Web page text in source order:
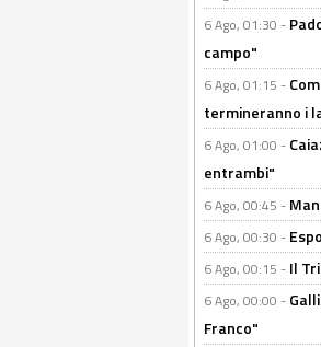
6 Ago, 01:30 -
campo"
6 Ago, 01:15 -
termineranno i
6 Ago, 01:00 -
entrambi"
6 Ago, 00:45 -
6 Ago, 00:30 -
6 Ago, 00:15 - Il
6 Ago, 00:00 -
Franco"